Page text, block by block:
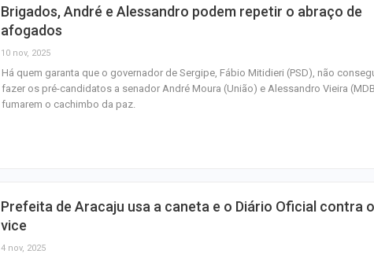
Brigados, André e Alessandro podem repetir o abraço de
afogados
10 nov, 2025
Há quem garanta que o governador de Sergipe, Fábio Mitidieri (PSD), não
fazer os pré-candidatos a senador André Moura (União) e Alessandro Vieira
fumarem o cachimbo da paz.
Prefeita de Aracaju usa a caneta e o Diário Oficial contra o
vice
4 nov, 2025